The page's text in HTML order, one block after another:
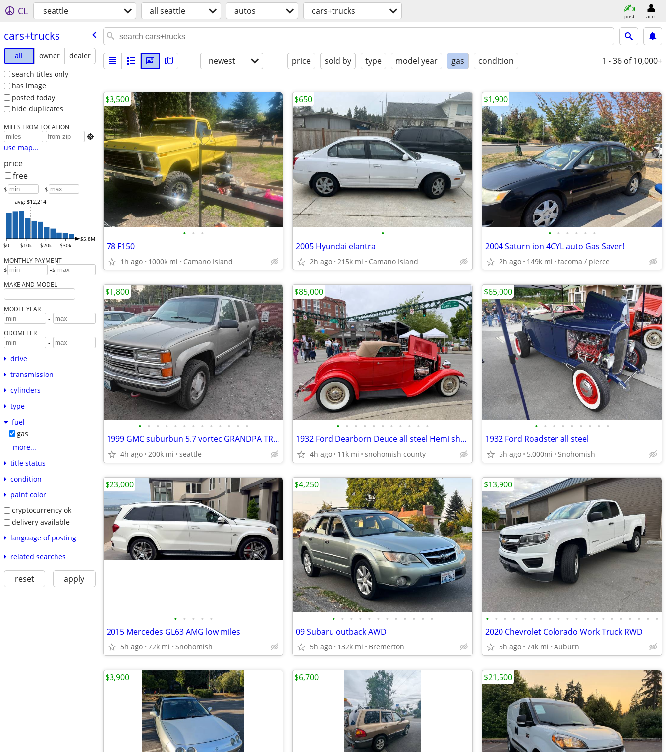
CL seattle all seattle autos cars+trucks post acct
cars+trucks
all owner
dealer
search titles only
has image
posted today
hide duplicates
MILES FROM LOCATION

use map...
price
free
$ – $
$0 $10k $20k $30k
$5.8M
avg: $12,214
MONTHLY PAYMENT
$ -$
MAKE AND MODEL
MODEL YEAR
-
ODOMETER
-
drive
transmission
cylinders
type
fuel
gas
more...
title status
condition
paint color
cryptocurrency ok
delivery available
language of posting
related searches
reset apply
newest price sold by type model year gas condition 1 - 36 of 10,000+
• • •
78 F150
1h ago 1000k mi Camano Island
$3,500
•
2005 Hyundai elantra
2h ago 215k mi Camano Island
$650
• • • • • •
2004 Saturn ion 4CYL auto Gas Saver!
2h ago 149k mi tacoma / pierce
$1,900
• • • • • • • • • • • • •
1999 GMC suburbun 5.7 vortec GRANDPA TRUCK 4x4
4h ago 200k mi seattle
$1,800
• • • • • • • • • • •
1932 Ford Dearborn Deuce all steel Hemi show car
4h ago 11k mi snohomish county
$85,000
• • • • • • • • •
1932 Ford Roadster all steel
5h ago 5,000mi Snohomish
$65,000
• • • • •
2015 Mercedes GL63 AMG low miles
5h ago 72k mi Snohomish
$23,000
• • • • • • • • • • • •
09 Subaru outback AWD
5h ago 132k mi Bremerton
$4,250
• • • • • • • • • • • • • • • • • • • •
2020 Chevrolet Colorado Work Truck RWD
5h ago 74k mi Auburn
$13,900
$3,900 $6,700 $21,500